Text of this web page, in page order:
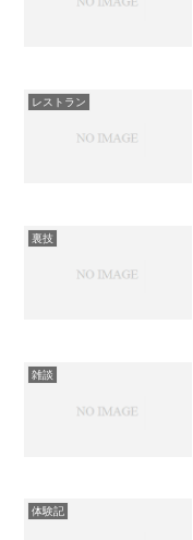
レストラン
裏技
雑談
体験記